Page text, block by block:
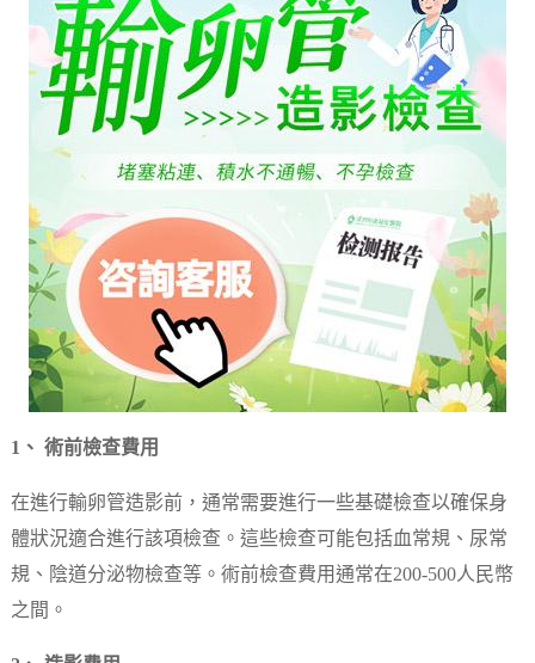
1、 術前檢查費用
在進行輸卵管造影前，通常需要進行一些基礎檢查以確保身
體狀況適合進行該項檢查。這些檢查可能包括血常規、尿常
規、陰道分泌物檢查等。術前檢查費用通常在200-500人民幣
之間。